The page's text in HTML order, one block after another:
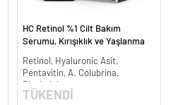
HC Retinol %1 Cilt Bakım
Serumu, Kırışıklık ve Yaşlanma
Retinol, Hyaluronic Asit,
Pentavitin, A. Colubrina,
Bisabolol
TÜKENDİ